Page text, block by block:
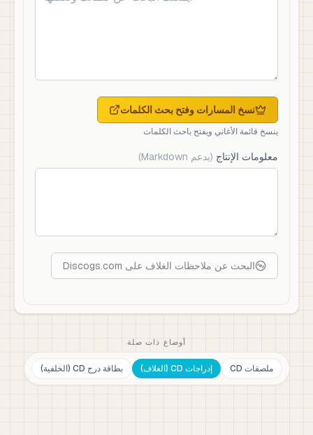
نسخ المسارات وفتح بحث الكلمات
ينسخ قائمة الأغاني ويفتح باحث الكلمات
معلومات الإنتاج (يدعم Markdown )
البحث عن ملاحظات الغلاف على Discogs.com
أوضاع ذات صلة
ملصقات CD إدراجات CD (الغلاف) بطاقة درج CD (الخلفية)